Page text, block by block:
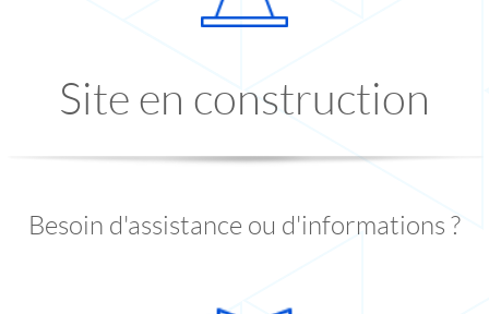
Site en construction
Besoin d'assistance ou d'informations ?